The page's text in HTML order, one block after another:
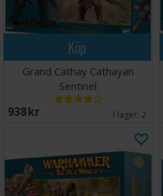
Köp
Grand Cathay Cathayan
Sentinel
938 SEK I lager: 2